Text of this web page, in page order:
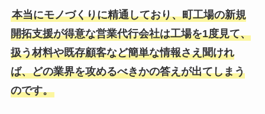
本当にモノづくりに精通しており、町工場の新規
開拓支援が得意な営業代行会社は工場を1度見て、
扱う材料や既存顧客など簡単な情報さえ聞けれ
ば、どの業界を攻めるべきかの答えが出てしまう
のです。